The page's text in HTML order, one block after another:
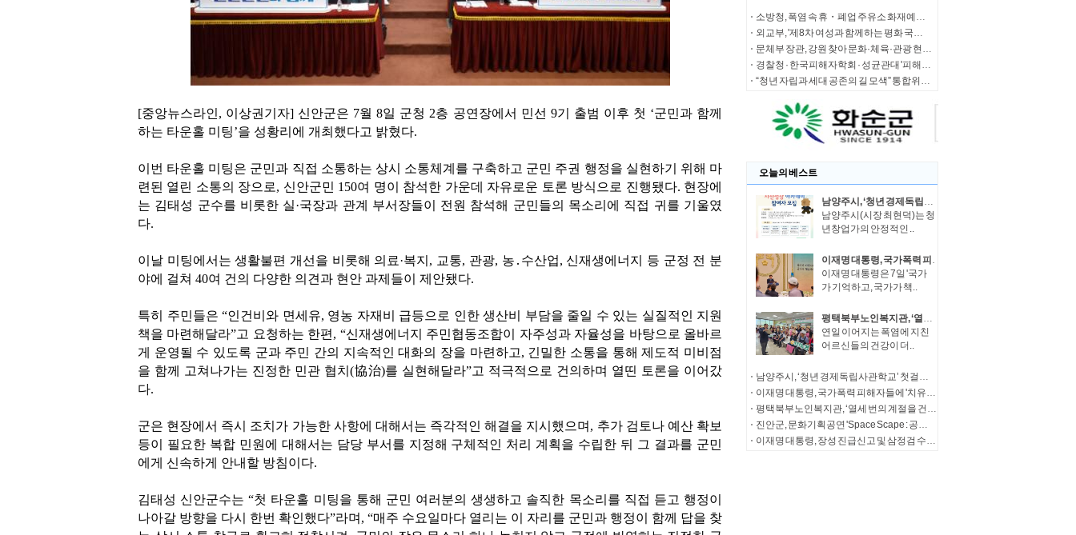
소방청, 폭염 속 휴・폐업 주유소 화재예방에 총력
외교부, '제8차 여성과 함께하는 평화 국제회의' 청년 서포터즈 모집
문체부 장관, 강원 찾아 문화·체육·관광 현장 소통 나서
경찰청 · 한국피해자학회 · 성균관대 '피해자 중심 사법개혁' 학술대회 개최
“청년 자립과 세대 공존의 길 모색” 통합위, '세대상생 자산 특별위원회' 출범
오늘의 베스트
남양주시, ‘청년 경제독립사관학교’ 첫걸음… 청년창업가 자산성장 아카데미 참여자 모집
남양주시(시장 최현덕)는 청
년창업가의 안정적인 ..
이재명 대통령, 국가폭력 피해자들에 '치유와 명예 회복' 정부 의지 전달
이재명 대통령은 7일 '국가
가 기억하고, 국가가 책..
평택북부노인복지관, ‘열세 번의 계절을 건너, 다시 따뜻한 한 끼로’ 송탄농협의 13년의 동행
연일 이어지는 폭염에 지친
어르신들의 건강이 더..
남양주시, ‘청년 경제독립사관학교’ 첫걸음… 청년창업가 자산성장 아카데미 참여자 모집
이재명 대통령, 국가폭력 피해자들에 '치유와 명예 회복' 정부 의지 전달
평택북부노인복지관, ‘열세 번의 계절을 건너, 다시 따뜻한 한 끼로’ 송탄농협의 13년의 동행
진안군, 문화기획공연 'Space Scape : 공간풍경'성공적 마무리
이재명 대통령, 장성 진급신고 및 삼정검 수치수여